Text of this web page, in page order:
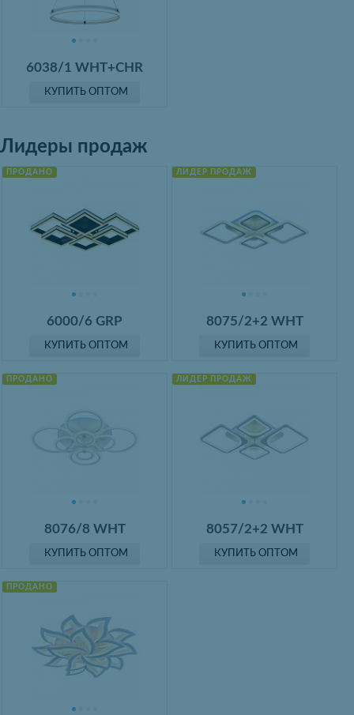
6038/1 WHT+CHR
КУПИТЬ ОПТОМ
Лидеры продаж
ПРОДАНО
6000/6 GRP
КУПИТЬ ОПТОМ
ЛИДЕР ПРОДАЖ
8075/2+2 WHT
КУПИТЬ ОПТОМ
ПРОДАНО
8076/8 WHT
КУПИТЬ ОПТОМ
ЛИДЕР ПРОДАЖ
8057/2+2 WHT
КУПИТЬ ОПТОМ
ПРОДАНО